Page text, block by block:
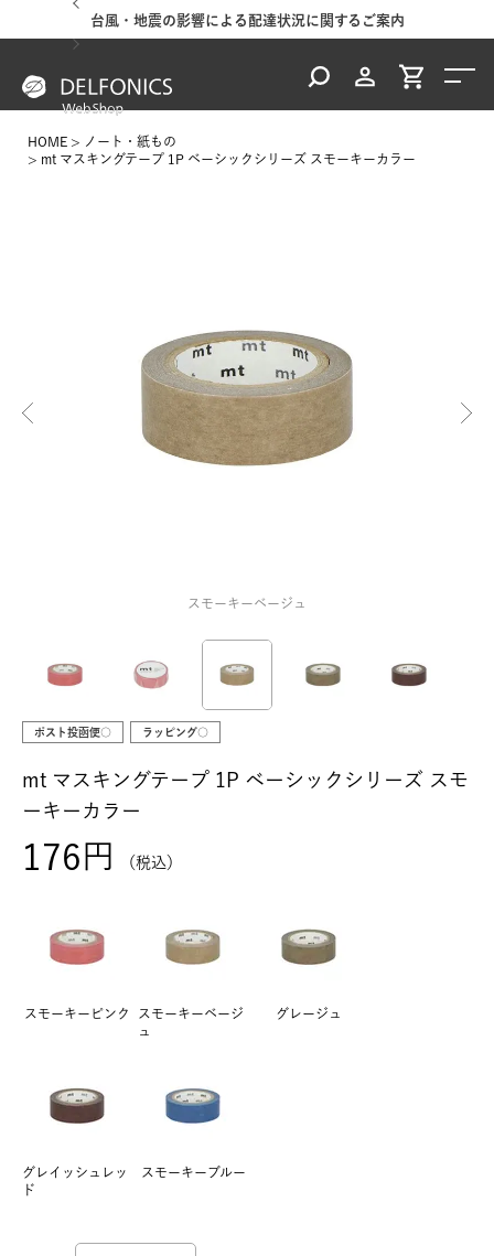
台風・地震の影響による配達状況に関するご案内
HOME
ノート・紙もの
mt マスキングテープ 1P ベーシックシリーズ スモーキーカラー
スモーキーベージュ
ポスト投函便○ ラッピング○
mt マスキングテープ 1P ベーシックシリーズ スモ
ーキーカラー
176 税込
スモーキーピンク
スモーキーベージ
ュ
グレージュ
グレイッシュレッ
ド
スモーキーブルー